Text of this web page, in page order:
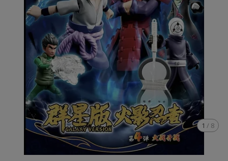
1 / 8